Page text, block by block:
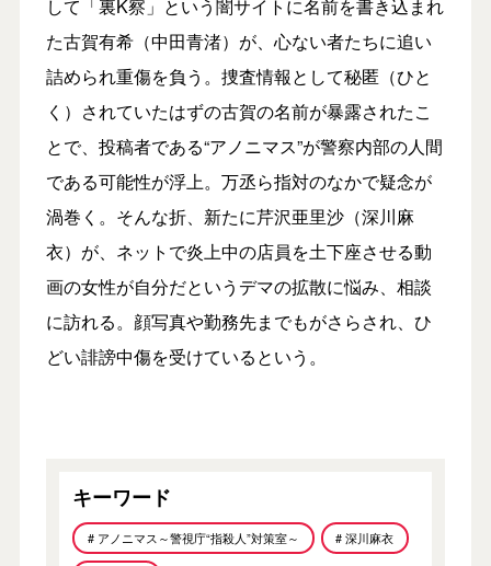
して「裏K察」という闇サイトに名前を書き込まれ
た古賀有希（中田青渚）が、心ない者たちに追い
詰められ重傷を負う。捜査情報として秘匿（ひと
く）されていたはずの古賀の名前が暴露されたこ
とで、投稿者である“アノニマス”が警察内部の人間
である可能性が浮上。万丞ら指対のなかで疑念が
渦巻く。そんな折、新たに芹沢亜里沙（深川麻
衣）が、ネットで炎上中の店員を土下座させる動
画の女性が自分だというデマの拡散に悩み、相談
に訪れる。顔写真や勤務先までもがさらされ、ひ
どい誹謗中傷を受けているという。
キーワード
# アノニマス～警視庁“指殺人”対策室～ # 深川麻衣